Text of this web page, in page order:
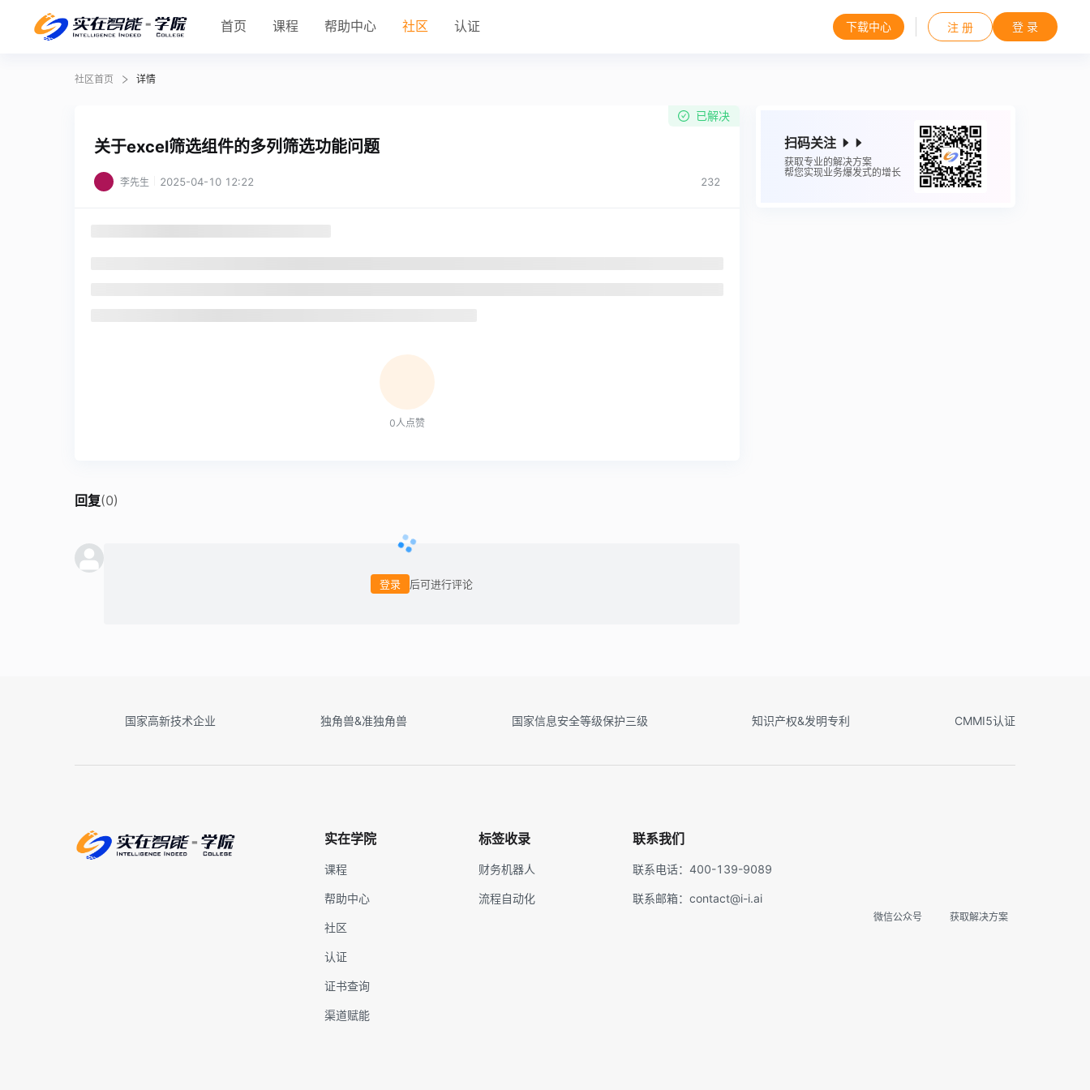
首页 课程 帮助中心 社区 认证 下载中心 注 册 登 录
社区首页 详情
已解决
关于excel筛选组件的多列筛选功能问题
李先生 2025-04-10 12:22 232
0人点赞
回复(0)
登录 后可进行评论
扫码关注
获取专业的解决方案
帮您实现业务爆发式的增长
国家高新技术企业 独角兽&准独角兽 国家信息安全等级保护三级 知识产权&发明专利 CMMI5认证
实在学院
课程
帮助中心
社区
认证
证书查询
渠道赋能
标签收录
财务机器人
流程自动化
联系我们
联系电话：400-139-9089
联系邮箱：contact@i-i.ai
微信公众号 获取解决方案